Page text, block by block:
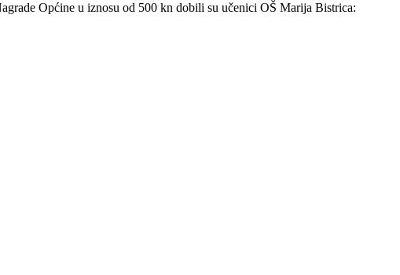
Općine u iznosu od 500 kn dobili su učenici OŠ Marija Bistrica: